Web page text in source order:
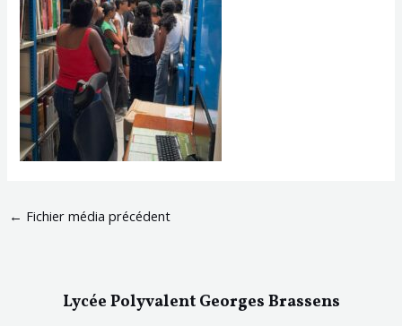
← Fichier média précédent
Lycée Polyvalent Georges Brassens